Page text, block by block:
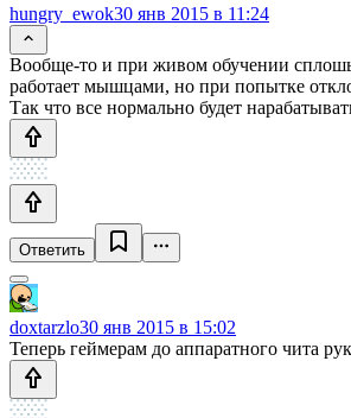
hungry_ewok30 янв 2015 в 11:24
Вообще-то и при живом обучении сплошь
работает мышцами, но при попытке
Так что все нормально будет
Ответить
doxtarzlo30 янв 2015 в 15:02
Теперь геймерам до аппаратного чита